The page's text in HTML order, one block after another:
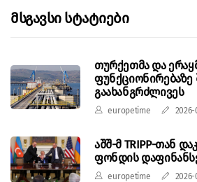
Მსგავსი Სტატიები
თურქეთმა და
ფუნქციონირებაზე
გაახანგრძლივეს
europetime
აშშ-მ TRIPP-თან
ფონდის
europetime